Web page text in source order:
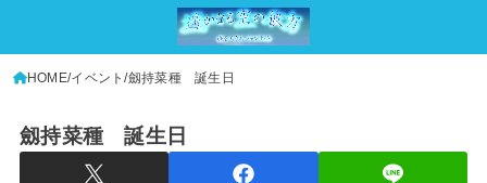
HOME イベント 劔持菜種 誕生日
劔持菜種 誕生日